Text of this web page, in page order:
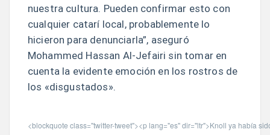
nuestra cultura. Pueden confirmar esto con
cualquier catarí local, probablemente lo
hicieron para denunciarla”, aseguró
Mohammed Hassan Al-Jefairi sin tomar en
cuenta la evidente emoción en los rostros de
los «disgustados».
<blockquote class="twitter-tweet"><p lang="es" dir="ltr">Knoll ya había